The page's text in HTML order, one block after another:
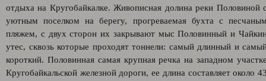
отдыха на Кругобайкалке. Живописная долина реки Половиной
уютным поселком на берегу, прогреваемая бухта с
пляжем, с двух сторон их закрывают мыс Половинный и
утес, сквозь которые проходят тоннели: самый длинный и
короткий. Половинная самая крупная речка на западном
Кругобайкальской железной дороги, ее длина составляет около